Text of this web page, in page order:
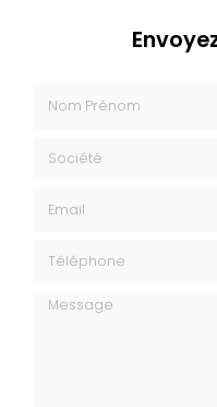
Message